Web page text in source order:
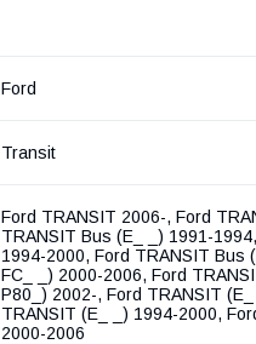
Ford
Transit
Ford TRANSIT 2006-, Ford
TRANSIT Bus (E_ _) 1991-
1994-2000, Ford TRANSIT Bus
FC_ _) 2000-2006, Ford
P80_) 2002-, Ford TRANSIT
TRANSIT (E_ _) 1994-2000,
2000-2006